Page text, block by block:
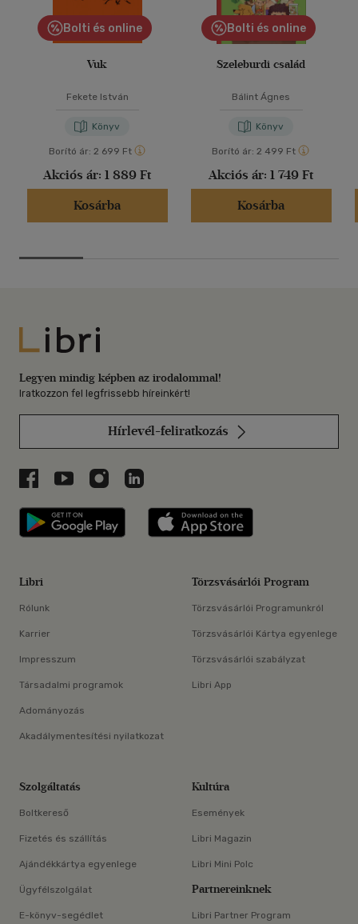
Bolti és online
Vuk
Fekete István
Könyv
Borító ár: 2 699 Ft
Akciós ár: 1 889 Ft
Kosárba
Bolti és online
Szeleburdi család
Bálint Ágnes
Könyv
Borító ár: 2 499 Ft
Akciós ár: 1 749 Ft
Kosárba
Libri
Legyen mindig képben az irodalommal!
Iratkozzon fel legfrissebb híreinkért!
Hírlevél-feliratkozás
Libri a Facebookon
Libri a Youtube-on
Libri az Instagramon
Libri a LinkedInen
Libri applikáció Szerezd meg: Google
Libri
Rólunk
Karrier
Impresszum
Társadalmi programok
Adományozás
Akadálymentesítési nyilatkozat
Törzsvásárlói Program
Törzsvásárlói Programunkról
Törzsvásárlói Kártya egyenlege
Törzsvásárlói szabályzat
Libri App
Szolgáltatás
Boltkereső
Fizetés és szállítás
Ajándékkártya egyenlege
Ügyfélszolgálat
E-könyv-segédlet
Kultúra
Események
Libri Magazin
Libri Mini Polc
Partnereinknek
Libri Partner Program